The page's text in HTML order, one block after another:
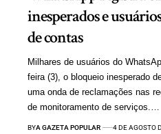
inesperados e
de contas
Milhares de usuários do
feira (3), o bloqueio inesperado
uma onda de reclamações nas
de monitoramento de serviços.…
BYA GAZETA POPULAR
4 DE AGOSTO